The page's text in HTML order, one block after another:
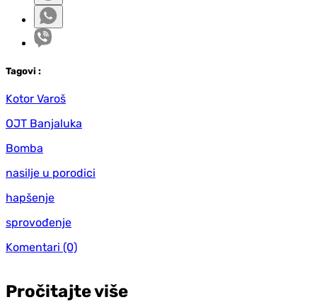
Tagovi :
Kotor Varoš
OJT Banjaluka
Bomba
nasilje u porodici
hapšenje
sprovođenje
Komentari (0)
Pročitajte više